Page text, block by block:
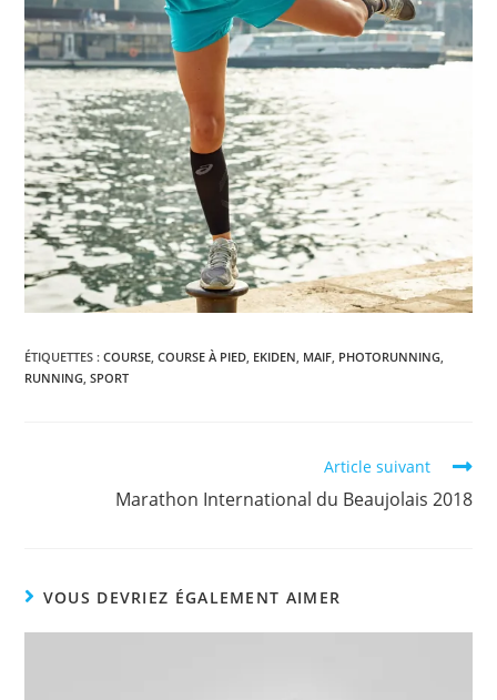
ÉTIQUETTES :COURSE, COURSE À PIED, EKIDEN, MAIF, PHOTORUNNING,
RUNNING, SPORT
Article suivant
Marathon International du Beaujolais 2018
VOUS DEVRIEZ ÉGALEMENT AIMER